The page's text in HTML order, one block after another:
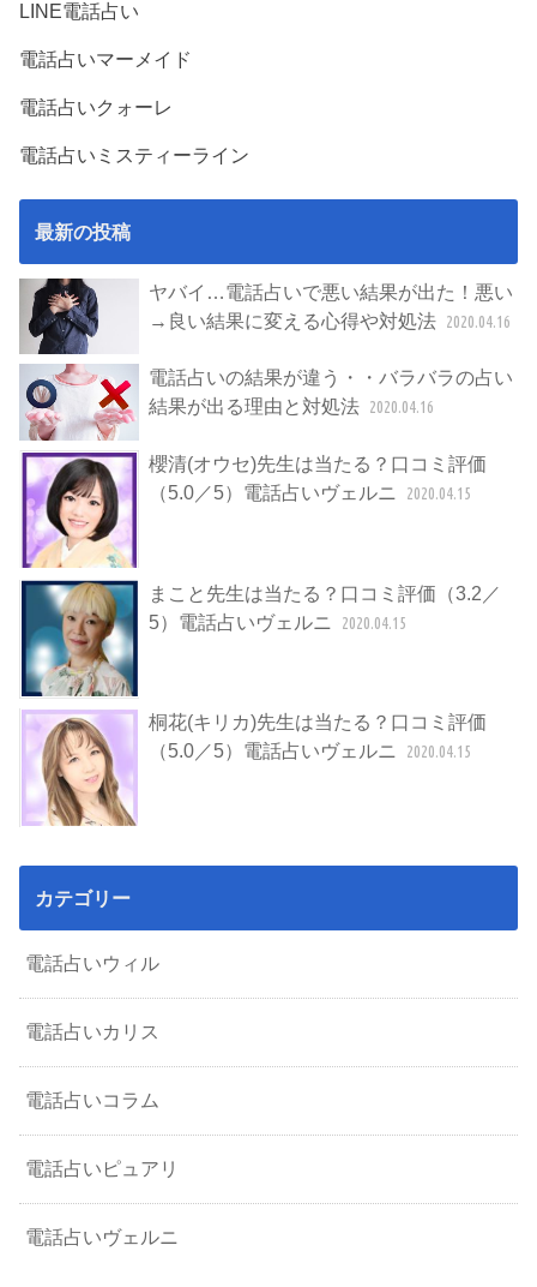
LINE電話占い
電話占いマーメイド
電話占いクォーレ
電話占いミスティーライン
最新の投稿
ヤバイ…電話占いで悪い結果が出た！悪い
→良い結果に変える心得や対処法 2020.04.16
電話占いの結果が違う・・バラバラの占い
結果が出る理由と対処法 2020.04.16
櫻清(オウセ)先生は当たる？口コミ評価
（5.0／5）電話占いヴェルニ
2020.04.15
まこと先生は当たる？口コミ評価（3.2／
5）電話占いヴェルニ
2020.04.15
桐花(キリカ)先生は当たる？口コミ評価
（5.0／5）電話占いヴェルニ
2020.04.15
カテゴリー
電話占いウィル
電話占いカリス
電話占いコラム
電話占いピュアリ
電話占いヴェルニ